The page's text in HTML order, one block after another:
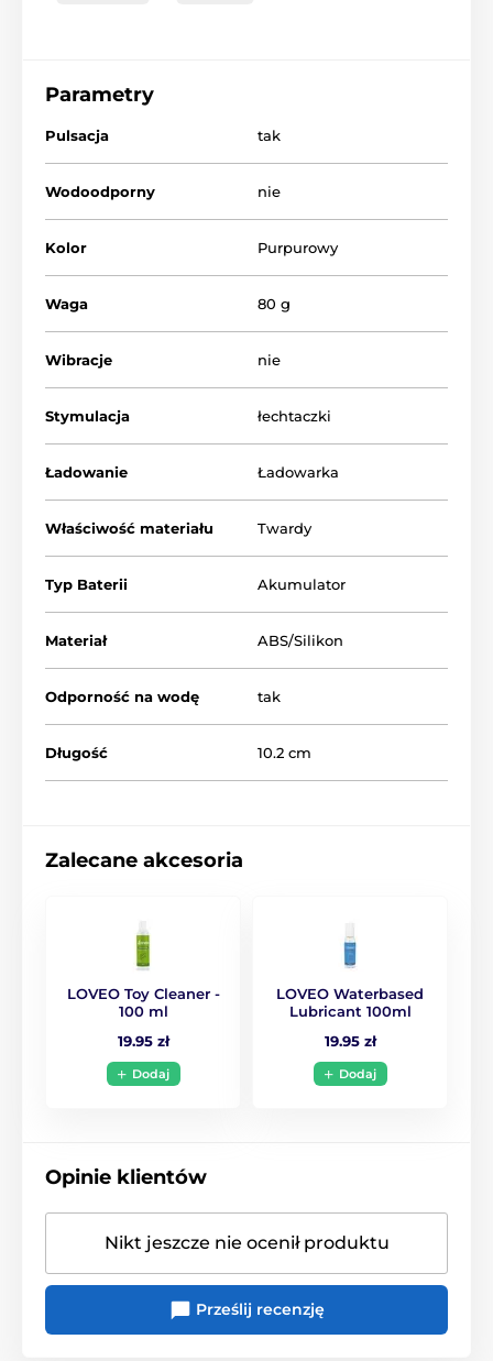
Parametry
Pulsacja tak
Wodoodporny nie
Kolor Purpurowy
Waga 80 g
Wibracje nie
Stymulacja łechtaczki
Ładowanie Ładowarka
Właściwość materiału Twardy
Typ Baterii Akumulator
Materiał ABS/Silikon
Odporność na wodę tak
Długość 10.2 cm
Zalecane akcesoria
LOVEO Toy Cleaner -
100 ml
19.95 zł
Dodaj
LOVEO Waterbased
Lubricant 100ml
19.95 zł
Dodaj
Opinie klientów
Nikt jeszcze nie ocenił produktu
Prześlij recenzję